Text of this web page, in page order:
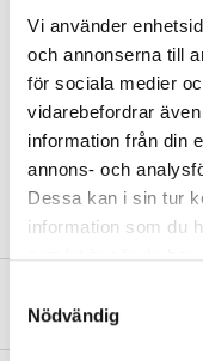
Vi använder
och annonserna till
för sociala medier
vidarebefordrar
information från din
annons- och
Dessa kan i sin tur
information som du
Nödvändig
Material
Surface treatment
Quantity
About the